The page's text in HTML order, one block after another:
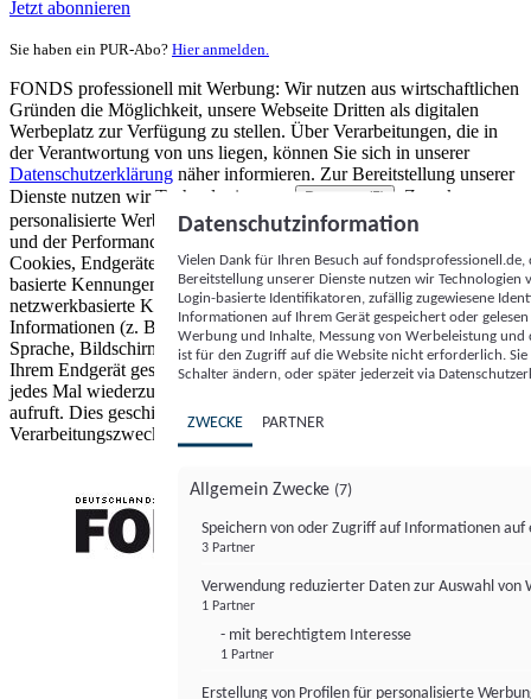
Jetzt abonnieren
Sie haben ein PUR-Abo? Hier anmelden.
FONDS professionell mit Werbung: Wir nutzen aus wirtschaftlichen
Gründen die Möglichkeit, unsere Webseite Dritten als digitalen
Werbeplatz zur Verfügung zu stellen. Über Verarbeitungen, die in
der Verantwortung von uns liegen, können Sie sich in unserer
Datenschutzerklärung näher informieren. Zur Bereitstellung unserer
Dienste nutzen wir Technologien von
Partnern (5)
. Zwecke:
personalisierte Werbung und Inhalte, Messung von Werbeleistung
und der Performance von Inhalten sowie Zielgruppenforschung.
Cookies, Endgeräte- oder ähnliche Online-Kennungen (z. B. login-
basierte Kennungen, zufällig generierte Kennungen,
netzwerkbasierte Kennungen) können zusammen mit anderen
Informationen (z. B. Browsertyp und Browserinformationen,
Sprache, Bildschirmgröße, unterstützte Technologien usw.) auf
Ihrem Endgerät gespeichert oder von dort ausgelesen werden, um es
jedes Mal wiederzuerkennen, wenn es eine App oder einer Webseite
aufruft. Dies geschieht für einen oder mehrere der hier aufgeführten
Verarbeitungszwecke.
Datenschutzinformation
Vielen Dank für Ihren Besuch auf
Bereitstellung unserer Dienste nutzen wir Technologien
Login-basierte Identifikatoren, zufällig zugewiesene
Informationen auf Ihrem Gerät gespeichert oder
Werbung und Inhalte, Messung von Werbeleistung
ist für den Zugriff auf die Website nicht erforderlich.
Schalter ändern, oder später jederzeit via
ZWECKE PARTNER
Allgemein Zwecke (7)
Speichern von oder Zugriff auf Informationen auf
3 Partner
Verwendung reduzierter Daten zur Auswahl von
1 Partner
- mit berechtigtem Interesse
1 Partner
Erstellung von Profilen für personalisierte
FONDS professionell